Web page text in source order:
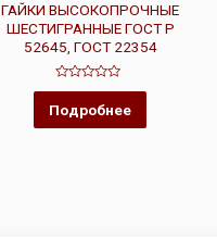
ГАЙКИ ВЫСОКОПРОЧНЫЕ
ШЕСТИГРАННЫЕ ГОСТ Р
52645, ГОСТ 22354
Оценка
из
5
Подробнее